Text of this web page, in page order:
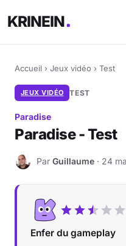
KRINEIN
Accueil › Jeux vidéo › Test
JEUX VIDÉO TEST
Paradise
Paradise - Test
G Par Guillaume · 24
Enfer du gameplay